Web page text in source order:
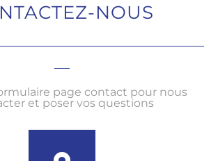
NOUS
page contact pour nous
et poser vos questions